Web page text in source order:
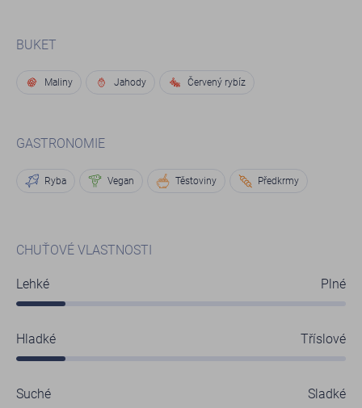
BUKET
Maliny Jahody Červený rybíz
GASTRONOMIE
Ryba Vegan Těstoviny Předkrmy
CHUŤOVÉ VLASTNOSTI
Lehké Plné
Hladké Tříslové
Suché Sladké